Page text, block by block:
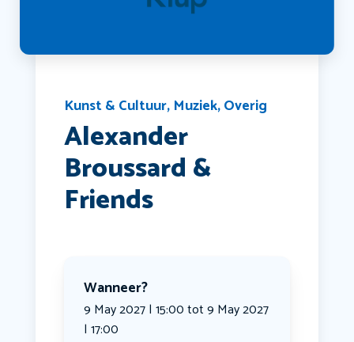
Kunst & Cultuur, Muziek,Overig
Alexander
Broussard &
Friends
Wanneer?
9 May 2027 | 15:00 tot 9 May 2027
| 17:00